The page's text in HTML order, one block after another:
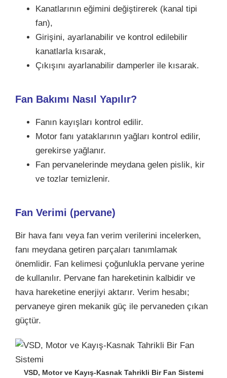
Kanatlarının eğimini değiştirerek (kanal tipi
fan),
Girişini, ayarlanabilir ve kontrol edilebilir
kanatlarla kısarak,
Çıkışını ayarlanabilir damperler ile kısarak.
Fan Bakımı Nasıl Yapılır?
Fanın kayışları kontrol edilir.
Motor fanı yataklarının yağları kontrol edilir,
gerekirse yağlanır.
Fan pervanelerinde meydana gelen pislik, kir
ve tozlar temizlenir.
Fan Verimi (pervane)
Bir hava fanı veya fan verim verilerini incelerken,
fanı meydana getiren parçaları tanımlamak
önemlidir. Fan kelimesi çoğunlukla pervane yerine
de kullanılır. Pervane fan hareketinin kalbidir ve
hava hareketine enerjiyi aktarır. Verim hesabı;
pervaneye giren mekanik güç ile pervaneden çıkan
güçtür.
VSD, Motor ve Kayış-Kasnak Tahrikli Bir Fan Sistemi